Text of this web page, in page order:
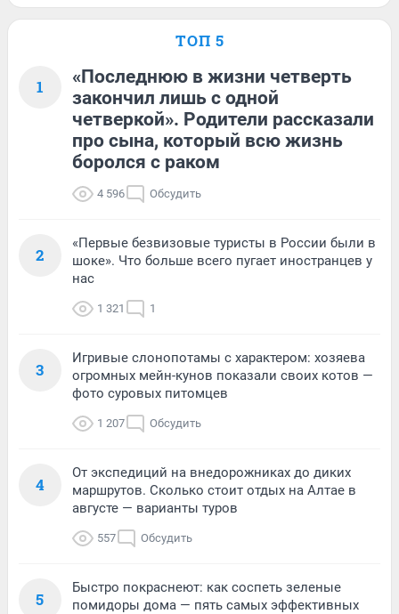
ТОП 5
1
«Последнюю в жизни четверть
закончил лишь с одной
четверкой». Родители рассказали
про сына, который всю жизнь
боролся с раком
4 596 Обсудить
2
«Первые безвизовые туристы в России были в
шоке». Что больше всего пугает иностранцев у
нас
1 321 1
3
Игривые слонопотамы с характером: хозяева
огромных мейн-кунов показали своих котов —
фото суровых питомцев
1 207 Обсудить
4
От экспедиций на внедорожниках до диких
маршрутов. Сколько стоит отдых на Алтае в
августе — варианты туров
557 Обсудить
5
Быстро покраснеют: как соспеть зеленые
помидоры дома — пять самых эффективных